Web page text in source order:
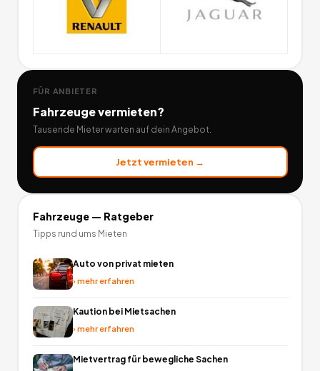
FÜR ANBIETER
Fahrzeugevermieten?
Tausende Mieter warten auf dein Angebot.
Jetzt vermieten →
Fahrzeuge— Ratgeber
Tipps rund ums Mieten
Auto von privat mieten
›mehr erfahren
Kaution bei Mietsachen
›mehr erfahren
Mietvertrag für bewegliche Sachen